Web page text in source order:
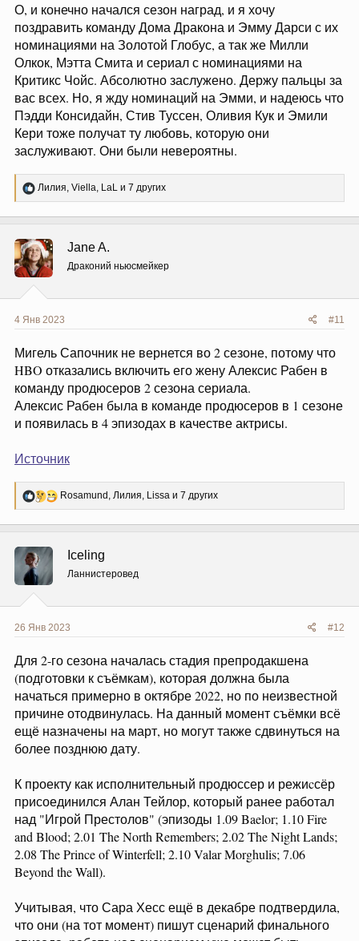
Globes nominations, and to Milly Alcock, Matt Smith, and the
show for the Critic’s Choice Award nods. Well deserved. Finger and
toes crossed for all of them. But hey, when the Emmy nominations
come out, I will be hoping that Paddy Considine, Steve Toussaint.
Olivia Cooke, and Emily Carey get some love as well. They were all
extraordinary.
О, и конечно начался сезон наград, и я хочу
поздравить команду Дома Дракона и Эмму Дарси с их
номинациями на Золотой Глобус, а так же Милли
Олкок, Мэтта Смита и сериал с номинациями на
Критикс Чойс. Абсолютно заслужено. Держу пальцы за
вас всех. Но, я жду номинаций на Эмми, и надеюсь что
Пэдди Консидайн, Стив Туссен, Оливия Кук и Эмили
Кери тоже получат ту любовь, которую они
заслуживают. Они были невероятны.
Р
е
ц
и
и
:
Лилия, Viella, LaL и 7 других
Jane A.
Драконий ньюсмейкер
4 Янв 2023 #11
Мигель Сапочник не вернется во 2 сезоне, потому что
HBO отказались включить его жену Алексис Рабен в
команду продюсеров 2 сезона сериала.
Алексис Рабен была в команде продюсеров в 1 сезоне
и появилась в 4 эпизодах в качестве актрисы.
Источник
Р
е
Rosamund , Лилия, Lissa и 7 других
Iceling
Ланнистеровед
26 Янв 2023 #12
Для 2-го сезона началась стадия препродакшена
(подготовки к съёмкам), которая должна была
начаться примерно в октябре 2022, но по неизвестной
причине отодвинулась. На данный момент съёмки всё
ещё назначены на март, но могут также сдвинуться на
более позднюю дату.
К проекту как исполнительный продюссер и режиcсёр
присоединился Алан Тейлор, который ранее работал
над "Игрой Престолов" (эпизоды 1.09 Baelor; 1.10 Fire
and Blood; 2.01 The North Remembers; 2.02 The Night Lands;
2.08 The Prince of Winterfell; 2.10 Valar Morghulis; 7.06
Beyond the Wall).
Учитывая, что Сара Хесс ещё в декабре подтвердила,
что они (на тот момент) пишут сценарий финального